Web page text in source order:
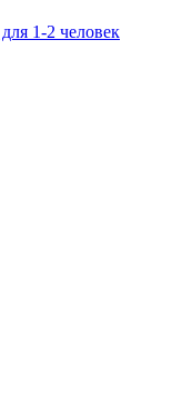
1-2 человек